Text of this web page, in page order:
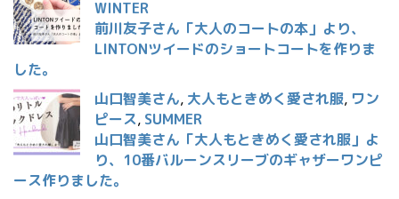
WINTER
前川友子さん「大人のコートの本」より、
LINTONツイードのショートコートを作りま
した。
山口智美さん, 大人もときめく愛され服, ワン
ピース, SUMMER
山口智美さん「大人もときめく愛され服」よ
り、10番バルーンスリーブのギャザーワンピ
ース作りました。